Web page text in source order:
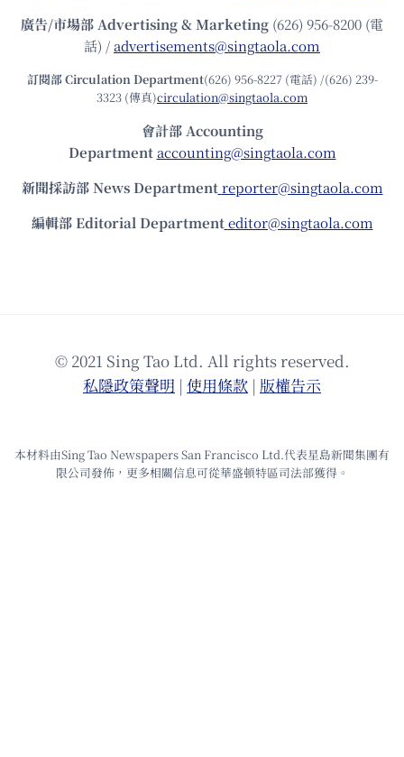
廣告/市場部Advertising & Marketing (626) 956-8200 (電
話) /advertisements@singtaola.com
訂閱部 Circulation Department(626) 956-8227 (電話) /(626) 239-
3323 (傳真)circulation@singtaola.com
會計部 Accounting
Department accounting@singtaola.com
新聞採訪部 News Department reporter@singtaola.com
編輯部 Editorial Department editor@singtaola.com
© 2021 Sing Tao Ltd. All rights reserved.
私隱政策聲明 | 使⽤條款 | 版權告⽰
本材料由Sing Tao Newspapers San Francisco Ltd.代表星島新聞集團有
限公司發佈，更多相關信息可從華盛頓特區司法部獲得。